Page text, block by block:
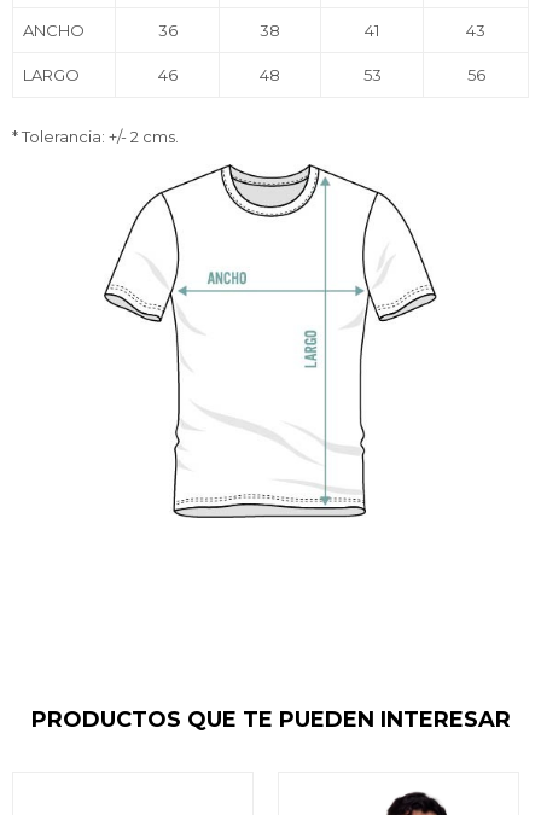
ANCHO 36 38 41 43
LARGO 46 48 53 56
* Tolerancia: +/- 2 cms.
PRODUCTOS QUE TE PUEDEN INTERESAR